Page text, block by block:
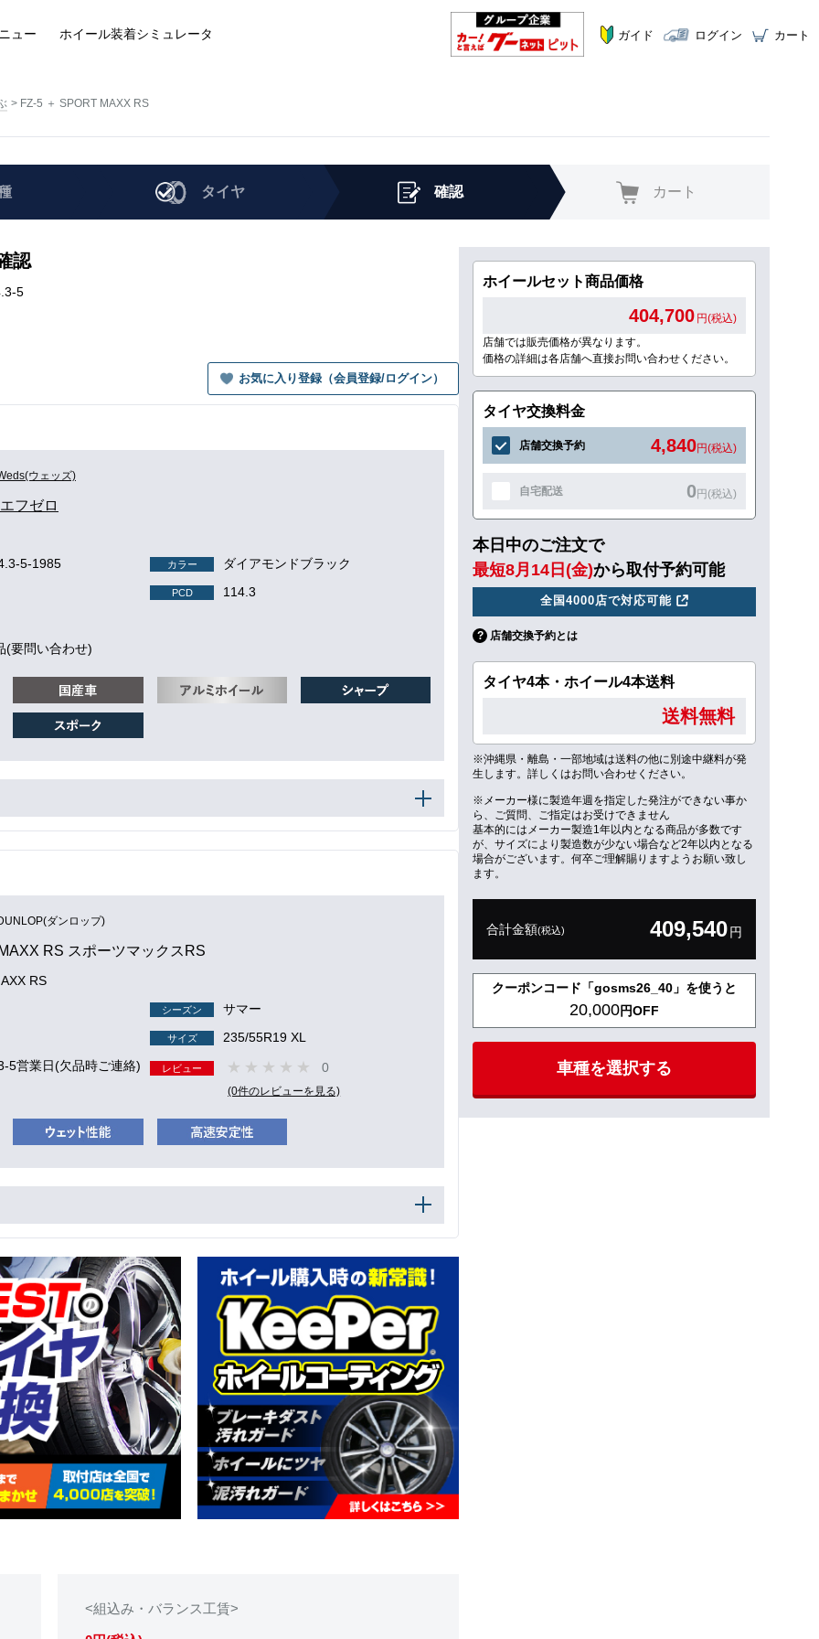
ュー ホイール装着シミュレータ ガイド ログイン カート
FZ-5 ＋ SPORT MAXX RS
タイヤ 確認 カート
認
5
お気に入り登録（会員登録/ログイン）
ウェッズ)
フゼロ
5-1985 カラー ダイアモンドブラック
PCD 114.3
(要問い合わせ)
ダンロップ)
RS スポーツマックスRS
RS
シーズン サマー
サイズ
235/55R19 XL
5営業日(欠品時ご連絡)
レビュー 0
(0件のレビューを見る)
<組込み・バランス工賃>
ホイールセット商品価格
404,700 円(税込)
店舗では販売価格が異なります。
価格の詳細は各店舗へ直接お問い合わせください。
タイヤ交換料金
店舗交換予約 4,840円(税込)
自宅配送 0円(税込)
本日中のご注文で
最短8月14日(金)から取付予約可能
全国4000店で対応可能
店舗交換予約とは
タイヤ4本・ホイール4本送料
送料無料
※沖縄県・離島・一部地域は送料の他に別途中継料が発
生します。詳しくはお問い合わせください。
※メーカー様に製造年週を指定した発注ができない事か
ら、ご質問、ご指定はお受けできません
基本的にはメーカー製造1年以内となる商品が多数です
が、サイズにより製造数が少ない場合など2年以内となる
場合がございます。何卒ご理解賜りますようお願い致し
ます。
合計金額(税込) 409,540円
クーポンコード「gosms26_40」を使うと
20,000円OFF
車種を選択する